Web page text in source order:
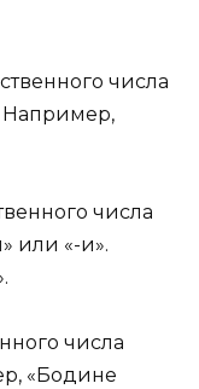
числа
Например,
числа
или «-и».
числа
«Бодине